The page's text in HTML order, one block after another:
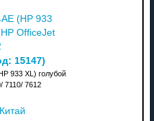
(HP 933
OfficeJet
15147)
933 XL) голубой
7110/ 7612
Китай